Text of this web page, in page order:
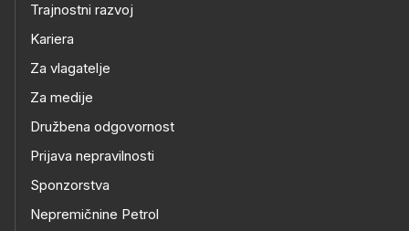
Trajnostni razvoj
Kariera
Za vlagatelje
Za medije
Družbena odgovornost
Prijava nepravilnosti
Sponzorstva
Nepremičnine Petrol